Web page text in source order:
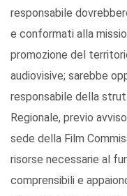
responsabile
e conformati alla
promozione del
audiovisive; sarebbe
responsabile della
Regionale, previo
sede della Film
risorse necessarie al
comprensibili e